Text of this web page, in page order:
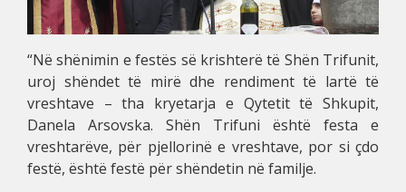
“Në shënimin e festës së krishterë të Shën Trifunit,
uroj shëndet të mirë dhe rendiment të lartë të
vreshtave – tha kryetarja e Qytetit të Shkupit,
Danela Arsovska. Shën Trifuni është festa e
vreshtarëve, për pjellorinë e vreshtave, por si çdo
festë, është festë për shëndetin në familje.